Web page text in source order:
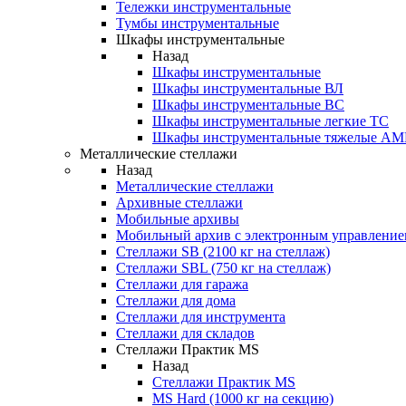
Тележки инструментальные
Тумбы инструментальные
Шкафы инструментальные
Назад
Шкафы инструментальные
Шкафы инструментальные ВЛ
Шкафы инструментальные ВС
Шкафы инструментальные легкие ТС
Шкафы инструментальные тяжелые
Металлические стеллажи
Назад
Металлические стеллажи
Архивные стеллажи
Мобильные архивы
Мобильный архив с электронным
Стеллажи SB (2100 кг на стеллаж)
Стеллажи SBL (750 кг на стеллаж)
Стеллажи для гаража
Стеллажи для дома
Стеллажи для инструмента
Стеллажи для складов
Стеллажи Практик MS
Назад
Стеллажи Практик MS
MS Hard (1000 кг на секцию)